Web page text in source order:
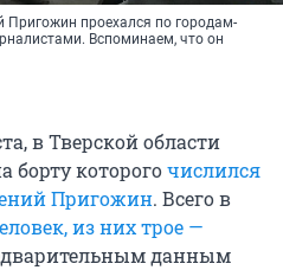
Пригожин проехался по городам-
Вспоминаем, что он
в Тверской области
борту которогочислился
Пригожин. Всего в
из них трое —
данным